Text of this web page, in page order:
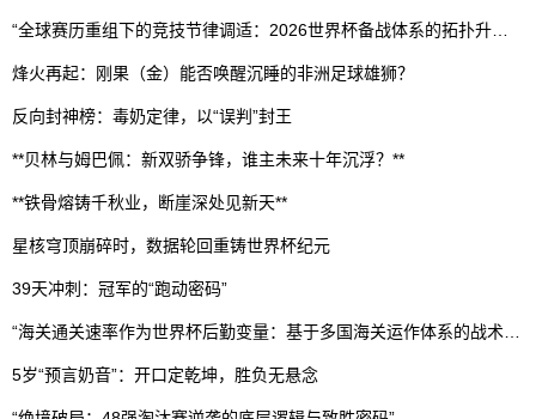
烽火再起：刚果（金）能否唤醒沉睡的非洲足球雄狮？
反向封神榜：毒奶定律，以“误判”封王
**贝林与姆巴佩：新双骄争锋，谁主未来十年沉浮？**
**铁骨熔铸千秋业，断崖深处见新天**
星核穹顶崩碎时，数据轮回重铸世界杯纪元
39天冲刺：冠军的“跑动密码”
5岁“预言奶音”：开口定乾坤，胜负无悬念